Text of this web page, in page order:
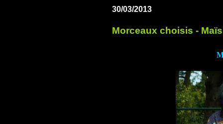
30/03/2013
Morceaux choisis -